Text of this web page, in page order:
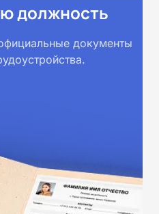
должность
документы